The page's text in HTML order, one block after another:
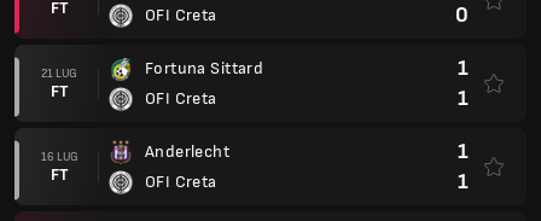
FT
OFI Creta
0
21 LUG
FT
Fortuna Sittard
OFI Creta
1
1
16 LUG
FT
Anderlecht
OFI Creta
1
1